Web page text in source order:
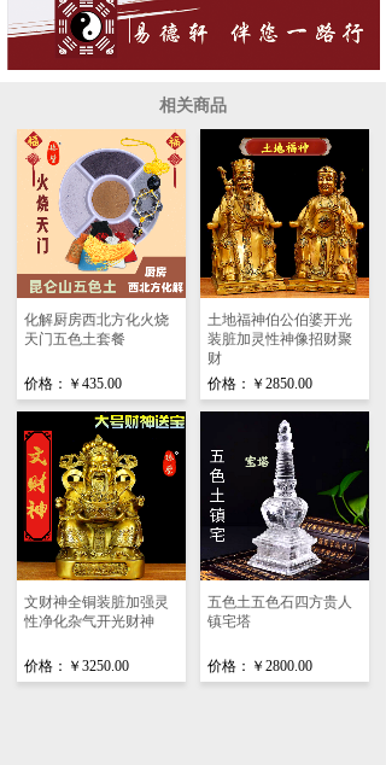
相关商品
化解厨房西北方化火烧
天门五色土套餐
价格： ￥435.00
土地福神伯公伯婆开光
装脏加灵性神像招财聚
财
价格： ￥2850.00
文财神全铜装脏加强灵
性净化杂气开光财神
价格： ￥3250.00
五色土五色石四方贵人
镇宅塔
价格： ￥2800.00